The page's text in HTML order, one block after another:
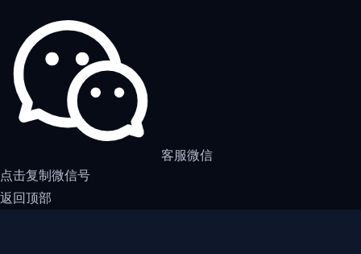
客服微信
点击复制微信号
返回顶部